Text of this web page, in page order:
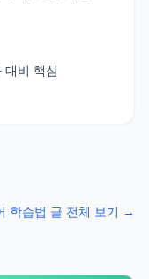
대비 핵심
학습법 글 전체 보기 →